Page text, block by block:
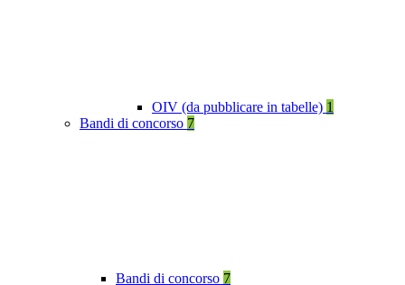
OIV (da pubblicare in tabelle) 1
Bandi di concorso 7
Bandi di concorso 7